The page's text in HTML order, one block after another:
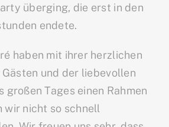
überging, die erst in den
endete.
haben mit ihrer herzlichen
und der liebevollen
großen Tages einen Rahmen
wir nicht so schnell